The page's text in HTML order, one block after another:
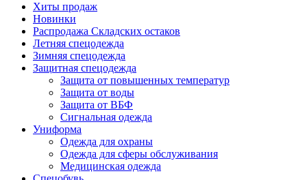
Хиты продаж
Новинки
Распродажа Складских остаков
Летняя спецодежда
Зимняя спецодежда
Защитная спецодежда
Защита от повышенных температур
Защита от воды
Защита от ВБФ
Сигнальная одежда
Униформа
Одежда для охраны
Одежда для сферы обслуживания
Медицинская одежда